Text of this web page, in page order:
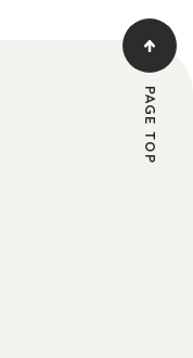
PAGE TOP